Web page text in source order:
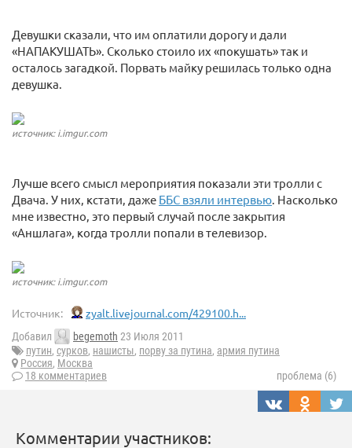
Девушки сказали, что им оплатили дорогу и дали
«НАПАКУШАТЬ». Сколько стоило их «покушать» так и
осталось загадкой. Порвать майку решилась только одна
девушка.
источник: i.imgur.com
Лучше всего смысл мероприятия показали эти тролли с
Двача. У них, кстати, даже ББС взяли интервью. Насколько
мне известно, это первый случай после закрытия
«Аншлага», когда тролли попали в телевизор.
источник: i.imgur.com
Источник: zyalt.livejournal.com/429100.h...
Добавил begemoth 23 Июля 2011
путин, сурков, нашисты, порву за путина, армия путина
Россия, Москва
18 комментариев
проблема (6)
Комментарии участников: